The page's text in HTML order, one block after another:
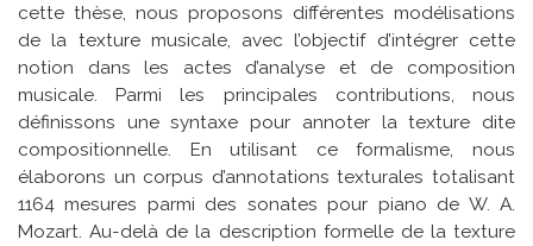
cette thèse, nous proposons différentes modélisations
de la texture musicale, avec l’objectif d’intégrer cette
notion dans les actes d’analyse et de composition
musicale. Parmi les principales contributions, nous
définissons une syntaxe pour annoter la texture dite
compositionnelle. En utilisant ce formalisme, nous
élaborons un corpus d’annotations texturales totalisant
1164 mesures parmi des sonates pour piano de W. A.
Mozart. Au-delà de la description formelle de la texture